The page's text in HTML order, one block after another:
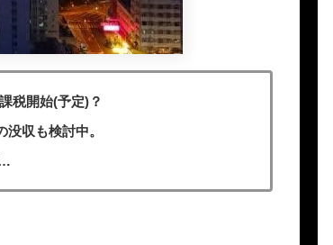
税開始(予定)？
収も検討中。
…